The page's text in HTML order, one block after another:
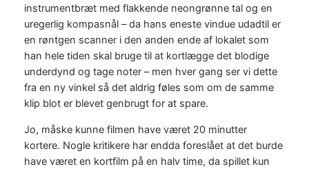
instrumentbræt med flakkende neongrønne tal og en
uregerlig kompasnål – da hans eneste vindue udadtil er
en røntgen scanner i den anden ende af lokalet som
han hele tiden skal bruge til at kortlægge det blodige
underdynd og tage noter – men hver gang ser vi dette
fra en ny vinkel så det aldrig føles som om de samme
klip blot er blevet genbrugt for at spare.
Jo, måske kunne filmen have været 20 minutter
kortere. Nogle kritikere har endda foreslået at det burde
have været en kortfilm på en halv time, da spillet kun